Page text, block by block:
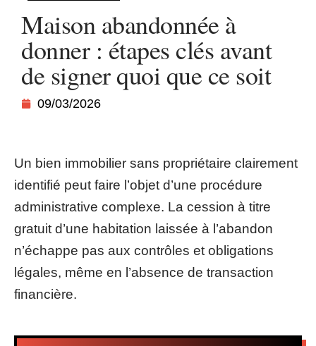
Maison abandonnée à
donner : étapes clés avant
de signer quoi que ce soit
09/03/2026
Un bien immobilier sans propriétaire clairement
identifié peut faire l’objet d’une procédure
administrative complexe. La cession à titre
gratuit d’une habitation laissée à l’abandon
n’échappe pas aux contrôles et obligations
légales, même en l’absence de transaction
financière.